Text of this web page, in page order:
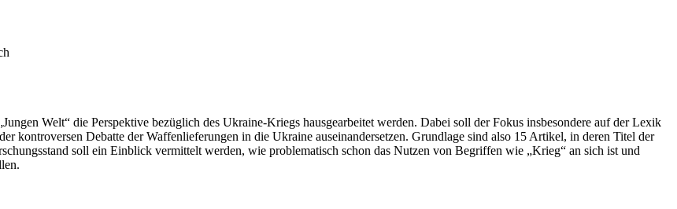
Welt“ die Perspektive bezüglich des Ukraine-Kriegs hausgearbeitet werden. Dabei soll der Fokus insbesondere auf der Lexik
kontroversen Debatte der Waffenlieferungen in die Ukraine auseinandersetzen. Grundlage sind also 15 Artikel, in deren Titel der
soll ein Einblick vermittelt werden, wie problematisch schon das Nutzen von Begriffen wie „Krieg“ an sich ist und